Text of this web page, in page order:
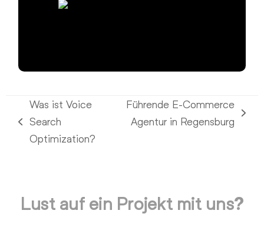
vorheriger
Beitrag:
Was ist Voice
Search
Optimization?
Nächster
Führende E-Commerce
Agentur in Regensburg
Lust auf ein Projekt mit uns?